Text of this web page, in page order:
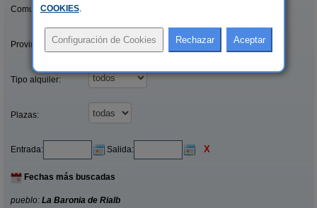
Comunidades:
Provincias/Islas:
Tipo alquiler:
Plazas:
Entrada: Salida: X
Fechas más buscadas
pueblo: La Baronia de Rialb
COOKIES.